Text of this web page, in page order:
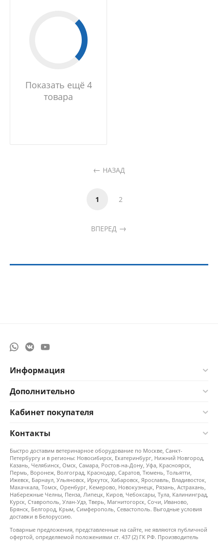
Показать ещё 4
товара
НАЗАД
1 2
ВПЕРЕД
Информация
Дополнительно
Кабинет покупателя
Контакты
Быстро доставим ветеринарное оборудование по Москве, Санкт-
Петербургу и в регионы: Новосибирск, Екатеринбург, Нижний Новгород,
Казань, Челябинск, Омск, Самара, Ростов-на-Дону, Уфа, Красноярск,
Пермь, Воронеж, Волгоград, Краснодар, Саратов, Тюмень, Тольятти,
Ижевск, Барнаул, Ульяновск, Иркутск, Хабаровск, Ярославль, Владивосток,
Махачкала, Томск, Оренбург, Кемерово, Новокузнецк, Рязань, Астрахань,
Набережные Челны, Пенза, Липецк, Киров, Чебоксары, Тула, Калининград,
Курск, Ставрополь, Улан-Удэ, Тверь, Магнитогорск, Сочи, Иваново,
Брянск, Белгород, Крым, Симферополь, Севастополь. Выгодные условия
доставки в Белоруссию.
Товарные предложения, представленные на сайте, не являются публичной
офертой, определяемой положениями ст. 437 (2) ГК РФ. Производитель